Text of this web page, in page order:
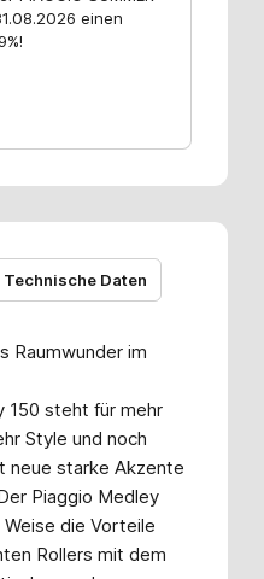
einen
Technische Daten
Raumwunder im
150 steht für mehr
Style und noch
neue starke Akzente
Piaggio Medley
die Vorteile
Rollers mit dem